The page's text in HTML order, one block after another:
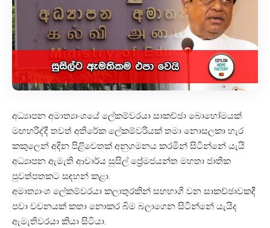
අධ්‍යාපන අමාත්‍යාංශයේ ලේකම්වරයා සාකච්ඡා බොහෝමයක්
මඟහරිද්දී තවත් අතිරේක ලේකම්වරියක් තමා නොසලකා හැර
කකුලෙන් අදින පිළිවෙතක් අනුගමනය කරමින් සිටින්නේ යැයි
අධ්‍යාපන ඇමැති ආචාර්ය සුසිල් ප්‍රේමජයන්ත මහතා ජාතික
පුවත්පතකට සඳහන් කළා.
අමාත්‍යාංශ ලේකම්වරයා කලාතුරකින් සහභාගි වන සාකච්ඡාවකදී
පවා වචනයක් කතා නොකර බිම බලාගෙන සිටින්නේ යැයිද
ඇමැතිවරයා කියා සිටියා.